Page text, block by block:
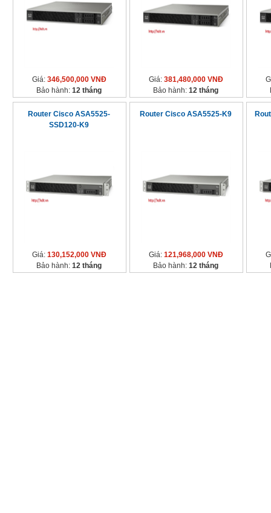
Giá: 346,500,000 VNĐ
Bảo hành:12 tháng
Giá: 381,480,000 VNĐ
Bảo hành:12 tháng
Router Cisco ASA5525-
SSD120-K9
Giá: 130,152,000 VNĐ
Bảo hành:12 tháng
Router Cisco ASA5525-K9
Giá: 121,968,000 VNĐ
Bảo hành:12 tháng